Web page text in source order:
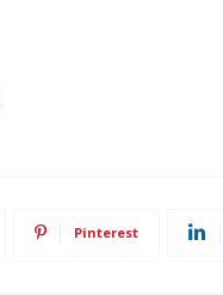
Pinterest